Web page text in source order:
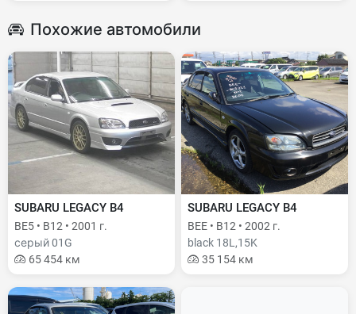
Похожие автомобили
SUBARU LEGACY B4
BE5 • B12 • 2001 г.
серый 01G
65 454 км
SUBARU LEGACY B4
BEE • B12 • 2002 г.
black 18L,15K
35 154 км